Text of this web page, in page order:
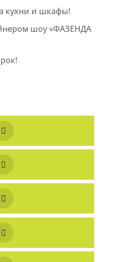
❅❅
❅
❅
кухни и шкафы!
шоу «ФАЗЕНДА